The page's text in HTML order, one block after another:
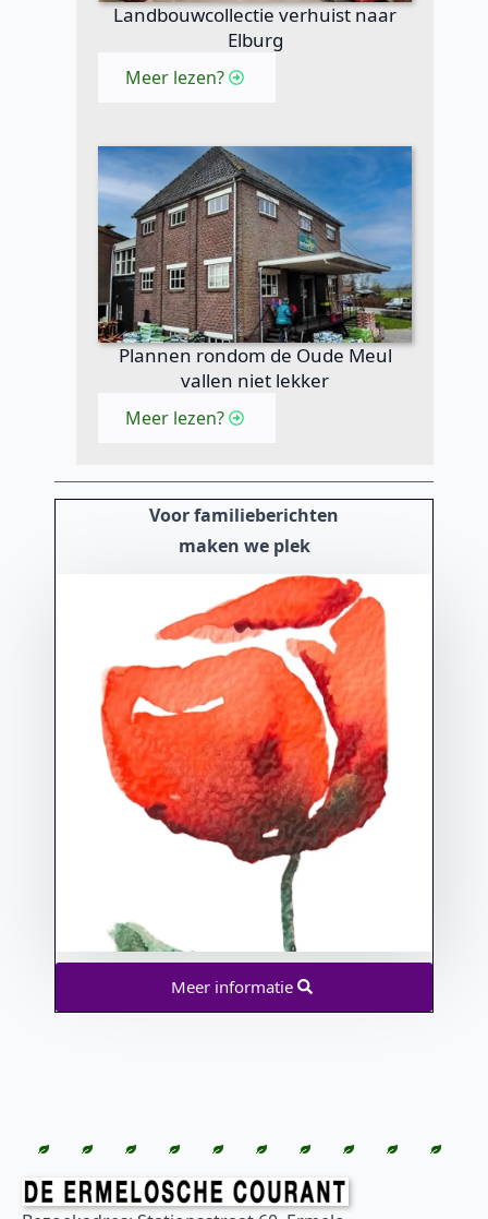
Landbouwcollectie verhuist naar
Elburg
Meer lezen?
Plannen rondom de Oude Meul
vallen niet lekker
Meer lezen?
Voor familieberichten
maken we plek
Meer informatie